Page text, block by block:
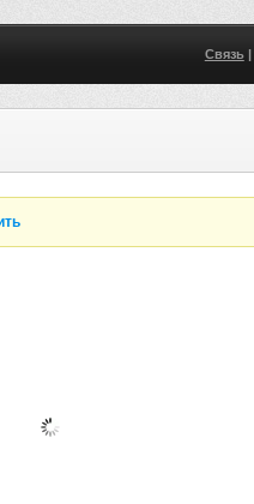
Связь|